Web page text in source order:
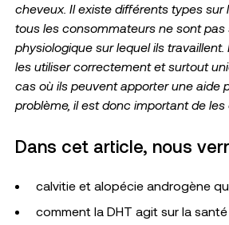
cheveux. Il existe différents types sur
tous les consommateurs ne sont
physiologique sur lequel ils travaillent.
les utiliser correctement et surtout
cas où ils peuvent apporter une aide
problème, il est donc important de les
Dans cet article, nous
calvitie et alopécie androgène
comment la DHT agit sur la